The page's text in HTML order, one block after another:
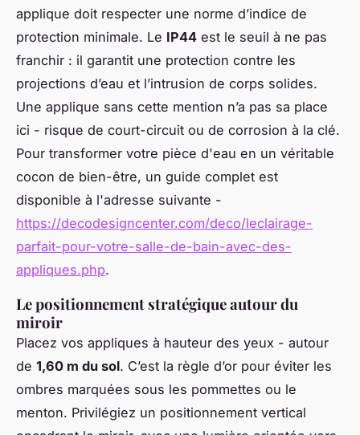
applique doit respecter une norme d’indice de
protection minimale. Le IP44 est le seuil à ne pas
franchir : il garantit une protection contre les
projections d’eau et l’intrusion de corps solides.
Une applique sans cette mention n’a pas sa place
ici - risque de court-circuit ou de corrosion à la clé.
Pour transformer votre pièce d'eau en un véritable
cocon de bien-être, un guide complet est
disponible à l'adresse suivante -
https://decodesigncenter.com/deco/leclairage-
parfait-pour-votre-salle-de-bain-avec-des-
appliques.php.
Le positionnement stratégique autour du
miroir
Placez vos appliques à hauteur des yeux - autour
de 1,60 m du sol. C’est la règle d’or pour éviter les
ombres marquées sous les pommettes ou le
menton. Privilégiez un positionnement vertical